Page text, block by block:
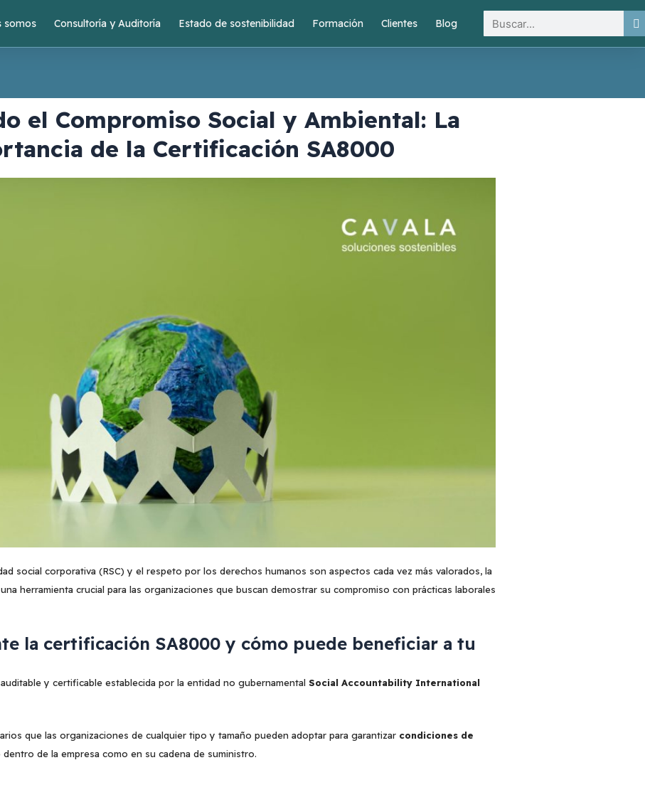
somos Consultoría y Auditoría Estado de sostenibilidad Formación Clientes Blog Buscar
el Compromiso Social y Ambiental: La
de la Certificación SA8000
social corporativa (RSC) y el respeto por los derechos humanos son aspectos cada vez más valorados, la
herramienta crucial para las organizaciones que buscan demostrar su compromiso con prácticas laborales
la certificación SA8000 y cómo puede beneficiar a tu
y certificable establecida por la entidad no gubernamental Social Accountability International
que las organizaciones de cualquier tipo y tamaño pueden adoptar para garantizar condiciones de
de la empresa como en su cadena de suministro.